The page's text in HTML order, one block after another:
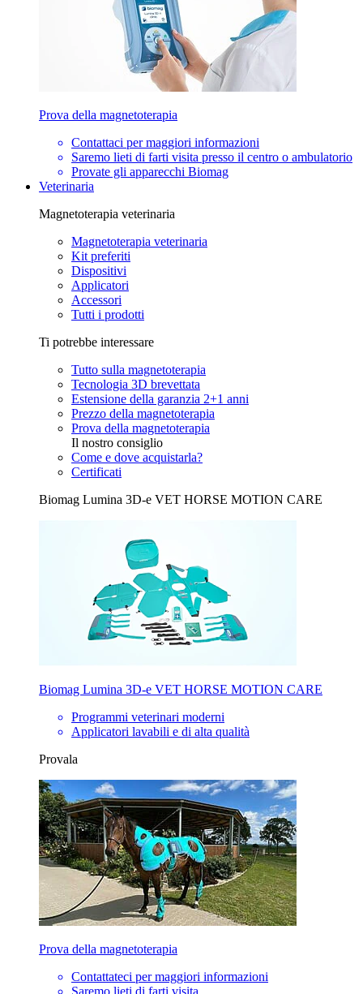
Prova della magnetoterapia
Contattaci per maggiori informazioni
Saremo lieti di farti visita presso il centro o ambulatorio
Provate gli apparecchi Biomag
Veterinaria
Magnetoterapia veterinaria
Magnetoterapia veterinaria
Kit preferiti
Dispositivi
Applicatori
Accessori
Tutti i prodotti
Ti potrebbe interessare
Tutto sulla magnetoterapia
Tecnologia 3D brevettata
Estensione della garanzia 2+1 anni
Prezzo della magnetoterapia
Prova della magnetoterapia
Il nostro consiglio
Come e dove acquistarla?
Certificati
Biomag Lumina 3D-e VET HORSE MOTION CARE
Biomag Lumina 3D-e VET HORSE MOTION CARE
Programmi veterinari moderni
Applicatori lavabili e di alta qualità
Provala
Prova della magnetoterapia
Contattateci per maggiori informazioni
Saremo lieti di farti visita